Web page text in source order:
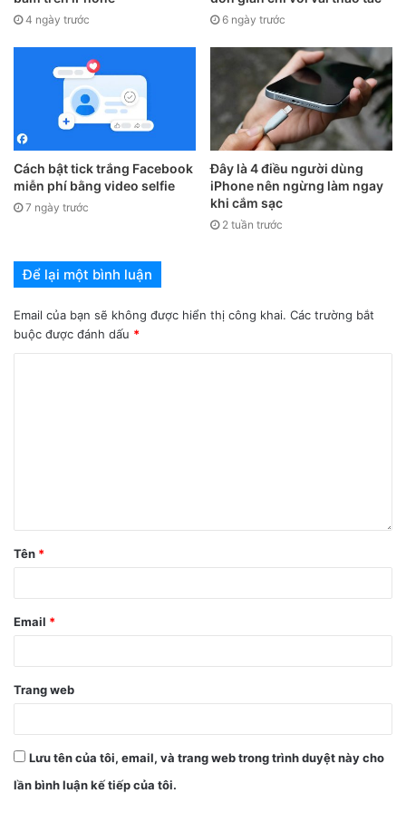
3. Tạo nhóm tab trong Safari
Tính năng nhóm tab trong iOS 15 cho phép bạn tạo ra các
nhóm chứa các trang web và đặt tên cho chúng để thuận
tiện truy cập. Khi bạn đang mở nhiều tab, bạn chỉ cần chọn
vào biểu tượng Tab ở dưới cùng bên phải, sau đó bạn có
thể tạo mộtNhóm tab trốngmới hoặcNhóm tab mớitừ số
4 ngày trước 6 ngày trước
Cách bật tick trắng Facebook
miễn phí bằng video selfie
7 ngày trước
Đây là 4 điều người dùng
iPhone nên ngừng làm ngay
khi cắm sạc
2 tuần trước
Để lại một bình luận
Email của bạn sẽ không được hiển thị công khai. Các trường bắt
buộc được đánh dấu *
Tên *
Email *
Trang web
Lưu tên của tôi, email, và trang web trong trình duyệt này cho
lần bình luận kế tiếp của tôi.